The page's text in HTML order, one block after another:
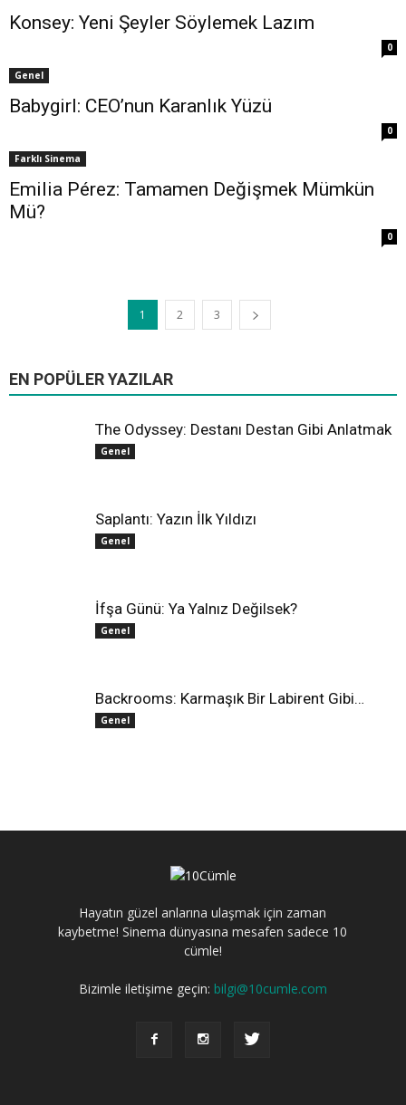
Konsey: Yeni Şeyler Söylemek Lazım
0
Genel
Babygirl: CEO’nun Karanlık Yüzü
0
Farklı Sinema
Emilia Pérez: Tamamen Değişmek Mümkün
Mü?
0
1 2 3
EN POPÜLER YAZILAR
Daha fazla
The Odyssey: Destanı Destan Gibi Anlatmak
Genel
Saplantı: Yazın İlk Yıldızı
Genel
İfşa Günü: Ya Yalnız Değilsek?
Genel
Backrooms: Karmaşık Bir Labirent Gibi…
Genel
Hayatın güzel anlarına ulaşmak için zaman
kaybetme! Sinema dünyasına mesafen sadece 10
cümle!
Bizimle iletişime geçin: bilgi@10cumle.com